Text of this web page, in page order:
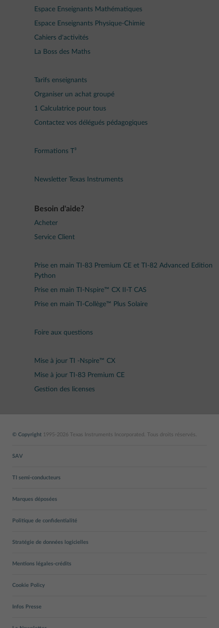
Espace Enseignants Mathématiques
Espace Enseignants Physique-Chimie
Cahiers d'activités
La Boss des Maths
Tarifs enseignants
Organiser un achat groupé
1 Calculatrice pour tous
Contactez vos délégués pédagogiques
Formations T³
Newsletter Texas Instruments
Besoin d'aide?
Acheter
Service Client
Prise en main TI-83 Premium CE et TI-82 Advanced Edition
Python
Prise en main TI-Nspire™ CX II-T CAS
Prise en main TI-Collège™ Plus Solaire
Foire aux questions
Mise à jour TI -Nspire™ CX
Mise à jour TI-83 Premium CE
Gestion des licenses
© Copyright 1995-2026 Texas Instruments Incorporated. Tous droits réservés.
SAV
TI semi-conducteurs
Marques déposées
Politique de confidentialité
Stratégie de données logicielles
Mentions légales-crédits
Cookie Policy
Infos Presse